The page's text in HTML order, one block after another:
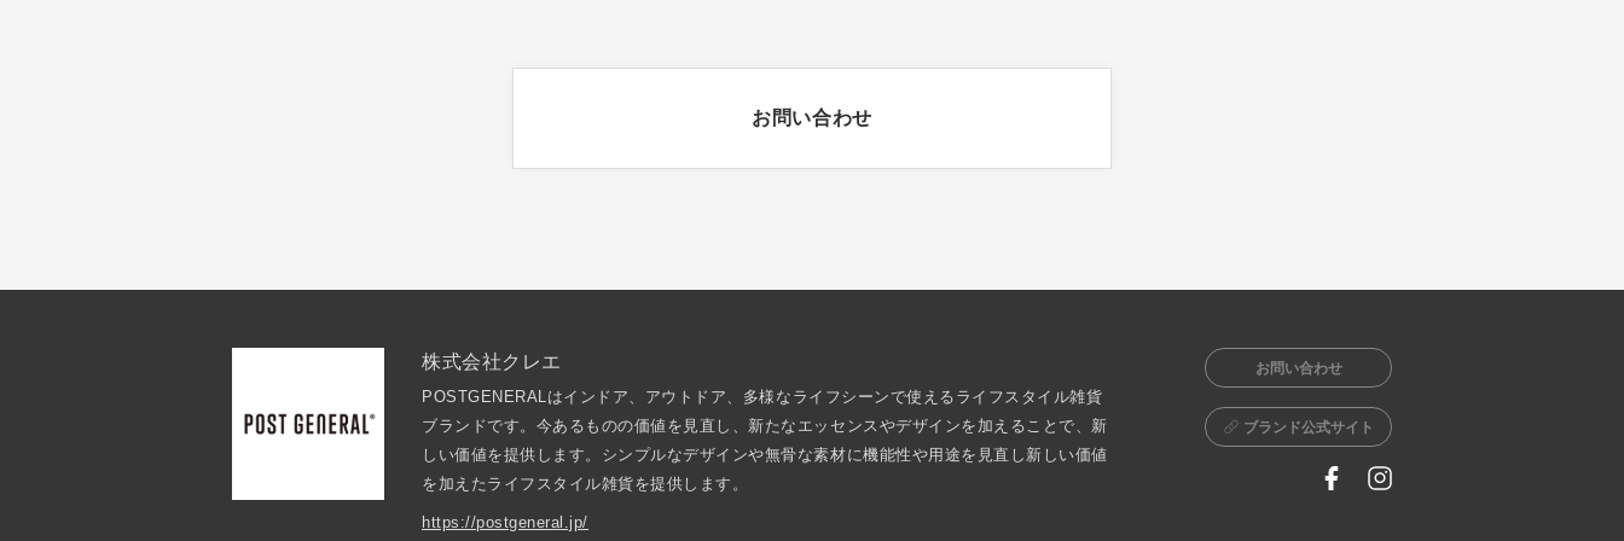
お問い合わせ
株式会社クレエ
POSTGENERALはインドア、アウトドア、多様なライフシーンで使えるライフスタイル雑貨
ブランドです。今あるものの価値を見直し、新たなエッセンスやデザインを加えることで、新
しい価値を提供します。シンプルなデザインや無骨な素材に機能性や用途を見直し新しい価値
を加えたライフスタイル雑貨を提供します。
https://postgeneral.jp/
お問い合わせ
ブランド公式サイト